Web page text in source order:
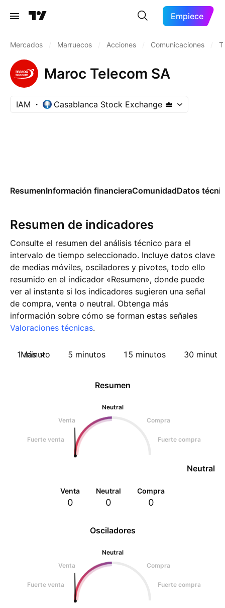
Empiece
Mercados Marruecos Acciones Comunicaciones
Maroc Telecom SA
IAM Casablanca Stock Exchange
ResumenInformación financieraComunidadDatos
Resumen de indicadores
Consulte el resumen del análisis técnico para el
intervalo de tiempo seleccionado. Incluye datos clave
de medias móviles, osciladores y pivotes, todo ello
resumido en el indicador «Resumen», donde puede
ver al instante si los indicadores sugieren una señal
de compra, venta o neutral. Obtenga más
información sobre cómo se forman estas señales
Valoraciones técnicas.
1 minuto 5 minutos 15 minutos 30
Más
Osciladores
Neutral
Venta
Compra
Fuerte venta Fuerte compra
Resumen
Neutral
Venta
Compra
Fuerte venta Fuerte compra
Neutral
Venta
0
Neutral
0
Compra
0